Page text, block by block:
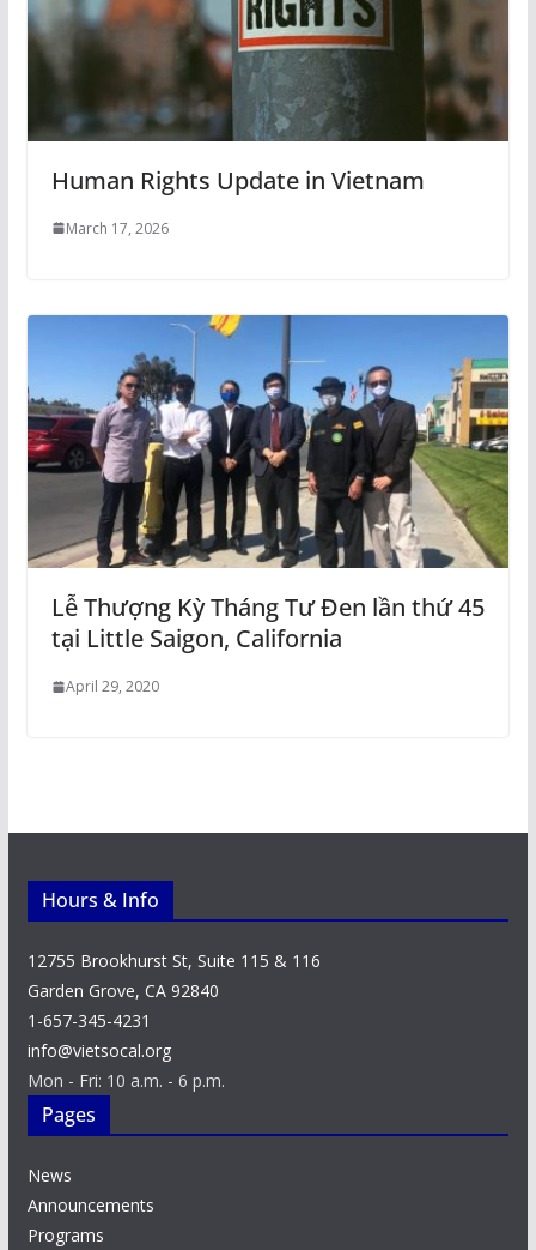
Human Rights Update in Vietnam
March 17, 2026
Lễ Thượng Kỳ Tháng Tư Đen lần thứ 45
tại Little Saigon, California
April 29, 2020
Hours & Info
12755 Brookhurst St, Suite 115 & 116
Garden Grove, CA 92840
1-657-345-4231
info@vietsocal.org
Mon - Fri: 10 a.m. - 6 p.m.
Pages
News
Announcements
Programs